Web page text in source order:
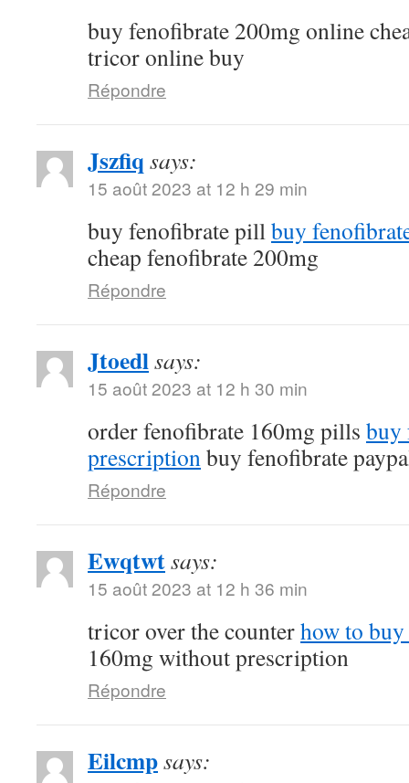
buy fenofibrate 200mg online
tricor online buy
Répondre
Jszfiq says:
15 août 2023 at 12 h 29 min
buy fenofibrate pillbuy
cheap fenofibrate 200mg
Répondre
Jtoedlsays:
15 août 2023 at 12 h 30 min
order fenofibrate 160mg pills buy
prescriptionbuy fenofibrate
Répondre
Ewqtwtsays:
15 août 2023 at 12 h 36 min
tricor over the counterhow to
160mg without prescription
Répondre
Eilcmpsays: